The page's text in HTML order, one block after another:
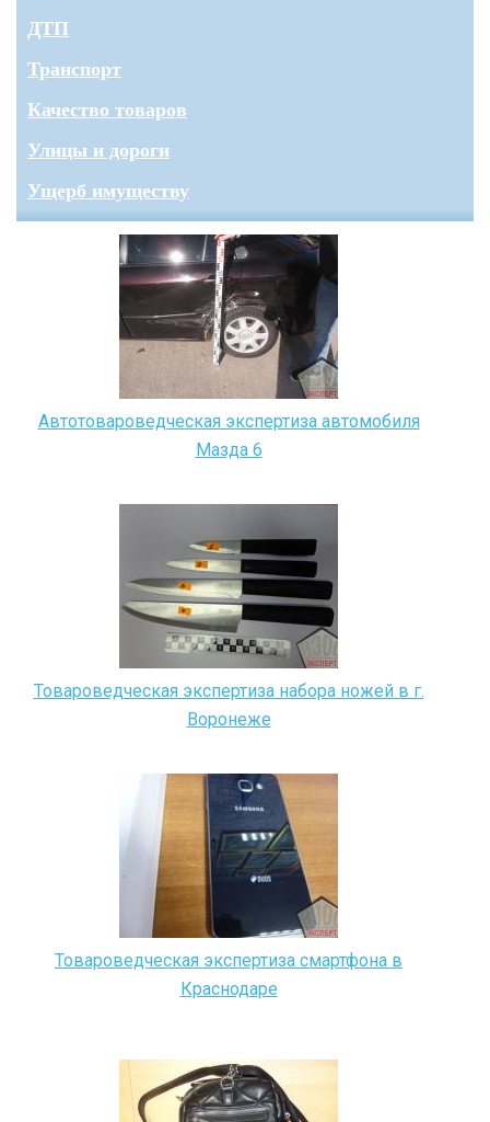
ДТП
Транспорт
Качество товаров
Улицы и дороги
Ущерб имуществу
Автотовароведческая экспертиза автомобиля
Мазда 6
Товароведческая экспертиза набора ножей в г.
Воронеже
Товароведческая экспертиза смартфона в
Краснодаре